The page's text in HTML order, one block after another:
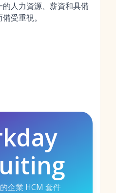
人力資源、薪資和具備
受重視。
企業 HCM 套件